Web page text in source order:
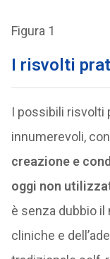
Figura 1
I risvolti
I possibili risvolti
innumerevoli,
creazione e
oggi non
è senza dubbio
cliniche e